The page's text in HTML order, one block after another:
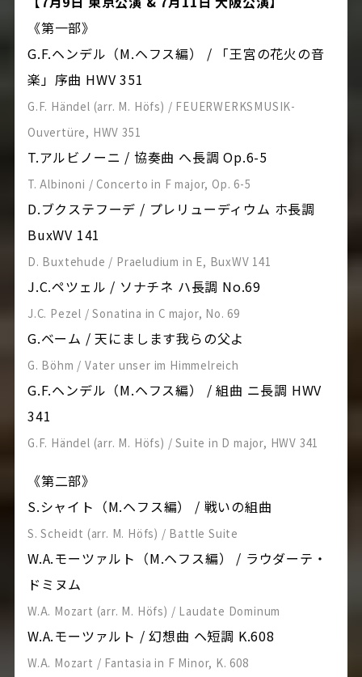
《第一部》
G.F.ヘンデル（M.ヘフス編） / 「王宮の花火の音
楽」序曲 HWV 351
G.F. Händel (arr. M. Höfs) / FEUERWERKSMUSIK-
Ouvertüre, HWV 351
T.アルビノーニ / 協奏曲 へ長調 Op.6-5
T. Albinoni / Concerto in F major, Op. 6-5
D.ブクステフーデ / プレリューディウム ホ長調
BuxWV 141
D. Buxtehude / Praeludium in E, BuxWV 141
J.C.ペツェル / ソナチネ ハ長調 No.69
J.C. Pezel / Sonatina in C major, No. 69
G.ベーム / 天にまします我らの父よ
G. Böhm / Vater unser im Himmelreich
G.F.ヘンデル（M.ヘフス編） / 組曲 ニ長調 HWV
341
G.F. Händel (arr. M. Höfs) / Suite in D major, HWV 341
《第二部》
S.シャイト（M.ヘフス編） / 戦いの組曲
S. Scheidt (arr. M. Höfs) / Battle Suite
W.A.モーツァルト（M.ヘフス編） / ラウダーテ・
ドミヌム
W.A. Mozart (arr. M. Höfs) / Laudate Dominum
W.A.モーツァルト / 幻想曲 ヘ短調 K.608
W.A. Mozart / Fantasia in F Minor, K. 608